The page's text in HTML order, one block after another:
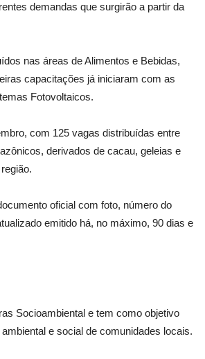
demandas que surgirão a partir da
nas áreas de Alimentos e Bebidas,
capacitações já iniciaram com as
Fotovoltaicos.
com 125 vagas distribuídas entre
derivados de cacau, geleias e
oficial com foto, número do
emitido há, no máximo, 90 dias e
Socioambiental e tem como objetivo
e social de comunidades locais.